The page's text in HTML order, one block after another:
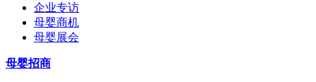
企业专访
母婴商机
母婴展会
母婴招商